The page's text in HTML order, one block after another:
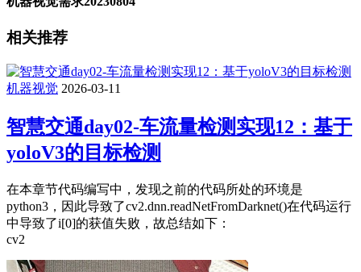
相关推荐
机器视觉 2026-03-11
智慧交通day02-车流量检测实现12：基于
yoloV3的目标检测
在本章节代码编写中，发现之前的代码所处的环境是
python3，因此导致了cv2.dnn.readNetFromDarknet()在代码运行
中导致了i[0]的获值失败，故总结如下：
cv2